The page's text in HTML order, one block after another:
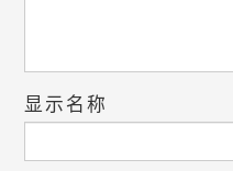
显示名称